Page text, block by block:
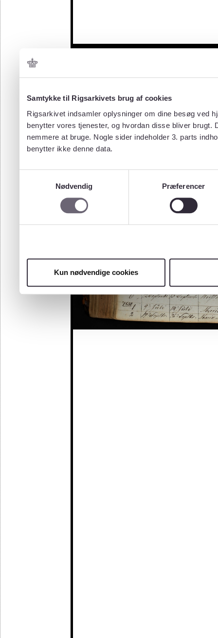
Samtykke til Rigsarkivets brug af cookies
Rigsarkivet indsamler oplysninger om dine besøg ved
benytter vores tjenester, og hvordan disse bliver
nemmere at bruge. Nogle sider indeholder 3. parts
benytter ikke denne data.
Nødvendig
Præferencer
Kun nødvendige cookies